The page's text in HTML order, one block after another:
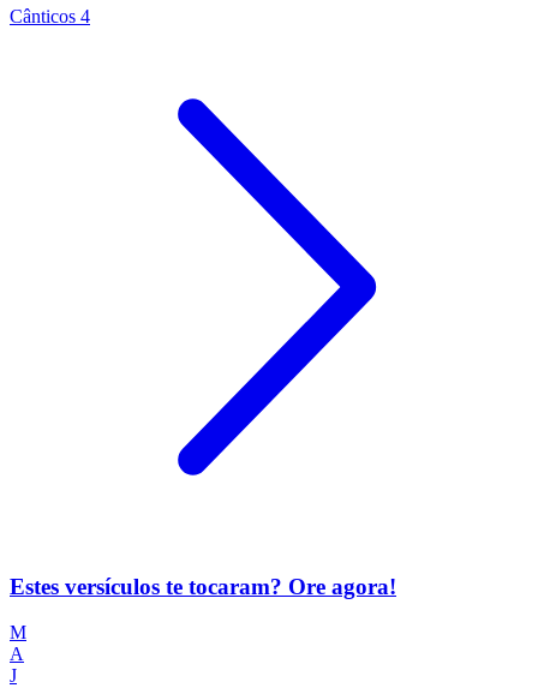
Cânticos 4
Estes versículos te tocaram? Ore agora!
M
A
J